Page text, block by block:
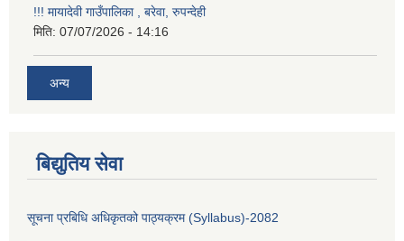
!!! मायादेवी गाउँपालिका , बरेवा, रुपन्देही
मिति: 07/07/2026 - 14:16
अन्य
बिद्युतिय सेवा
सूचना प्रबिधि अधिकृतको पाठ्यक्रम (Syllabus)-2082